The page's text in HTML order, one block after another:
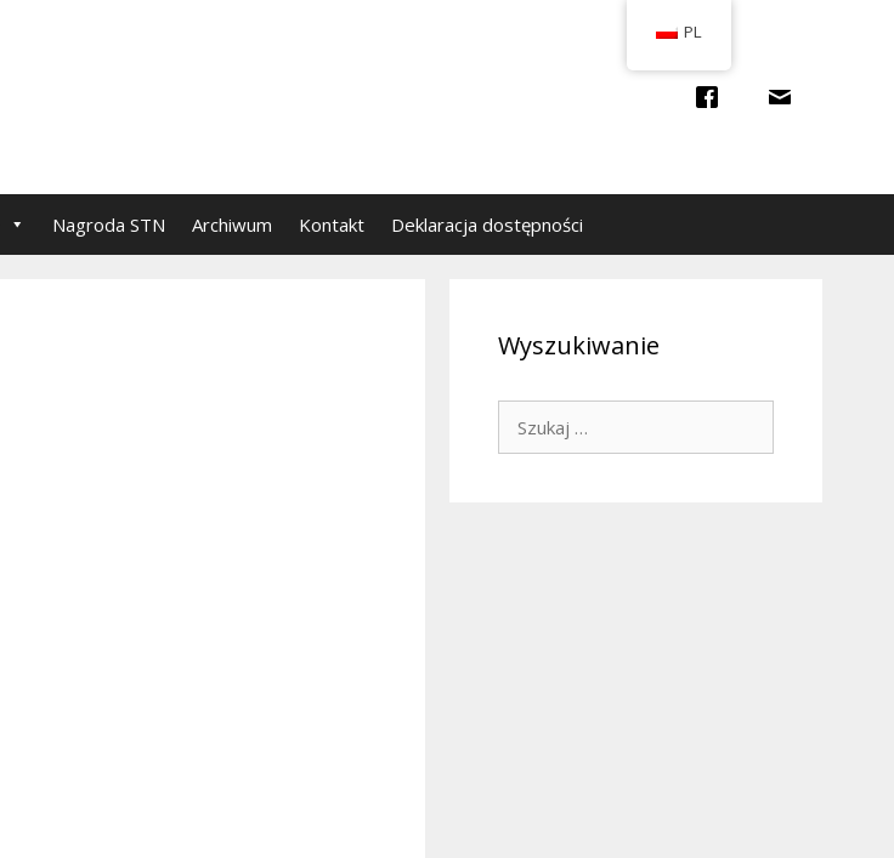
Nagroda STN Archiwum Kontakt Deklaracja dostępności
Wyszukiwanie
Szukaj:
PL